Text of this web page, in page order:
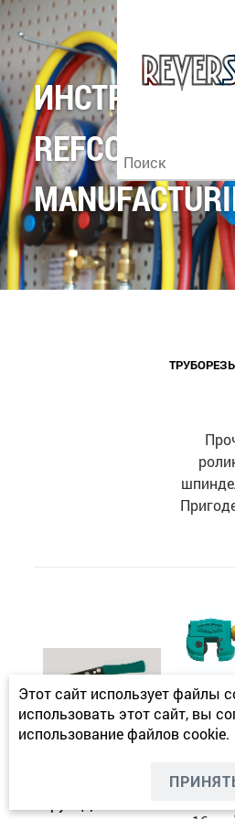
REFCO
14215 Ножницы
RS-
от 1/8"
Этот сайт использует файлы
использовать этот сайт, вы
использование файлов cookie.